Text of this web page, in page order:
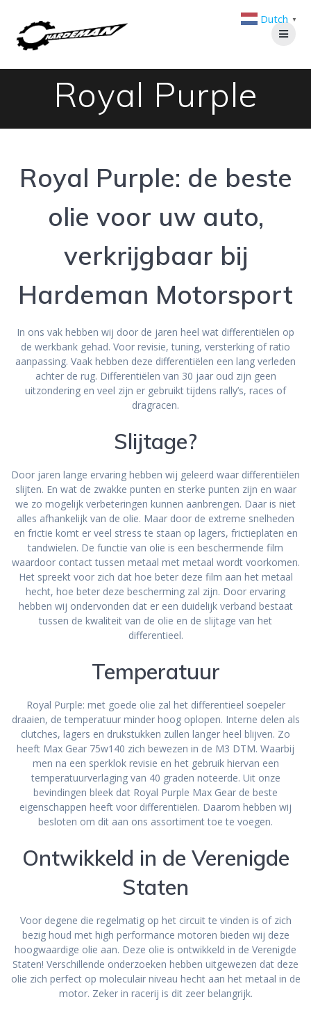
Royal Purple
Royal Purple: de beste
olie voor uw auto,
verkrijgbaar bij
Hardeman Motorsport
In ons vak hebben wij door de jaren heel wat differentiëlen op
de werkbank gehad. Voor revisie, tuning, versterking of ratio
aanpassing. Vaak hebben deze differentiëlen een lang verleden
achter de rug. Differentiëlen van 30 jaar oud zijn geen
uitzondering en veel zijn er gebruikt tijdens rally’s, races of
dragracen.
Slijtage?
Door jaren lange ervaring hebben wij geleerd waar differentiëlen
slijten. En wat de zwakke punten en sterke punten zijn en waar
we zo mogelijk verbeteringen kunnen aanbrengen. Daar is niet
alles afhankelijk van de olie. Maar door de extreme snelheden
en frictie komt er veel stress te staan op lagers, frictieplaten en
tandwielen. De functie van olie is een beschermende film
waardoor contact tussen metaal met metaal wordt voorkomen.
Het spreekt voor zich dat hoe beter deze film aan het metaal
hecht, hoe beter deze bescherming zal zijn. Door ervaring
hebben wij ondervonden dat er een duidelijk verband bestaat
tussen de kwaliteit van de olie en de slijtage van het
differentieel.
Temperatuur
Royal Purple: met goede olie zal het differentieel soepeler
draaien, de temperatuur minder hoog oplopen. Interne delen als
clutches, lagers en drukstukken zullen langer heel blijven. Zo
heeft Max Gear 75w140 zich bewezen in de M3 DTM. Waarbij
men na een sperklok revisie en het gebruik hiervan een
temperatuurverlaging van 40 graden noteerde. Uit onze
bevindingen bleek dat Royal Purple Max Gear de beste
eigenschappen heeft voor differentiëlen. Daarom hebben wij
besloten om dit aan ons assortiment toe te voegen.
Ontwikkeld in de Verenigde
Staten
Voor degene die regelmatig op het circuit te vinden is of zich
bezig houd met high performance motoren bieden wij deze
hoogwaardige olie aan. Deze olie is ontwikkeld in de Verenigde
Staten! Verschillende onderzoeken hebben uitgewezen dat deze
olie zich perfect op moleculair niveau hecht aan het metaal in de
motor. Zeker in racerij is dit zeer belangrijk.
Dutch ▼